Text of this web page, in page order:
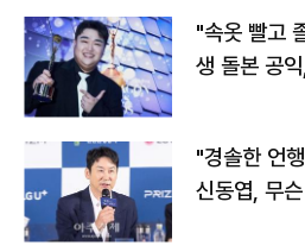
"속옷 빨고
생 돌본 공
"경솔한 언
신동엽, 무